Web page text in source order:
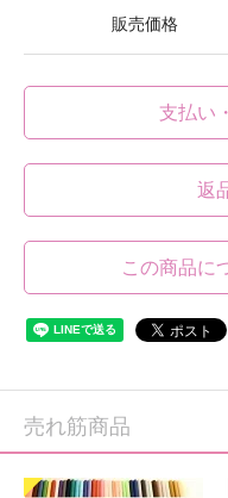
販売価格
支払い
返
この商品に
売れ筋商品